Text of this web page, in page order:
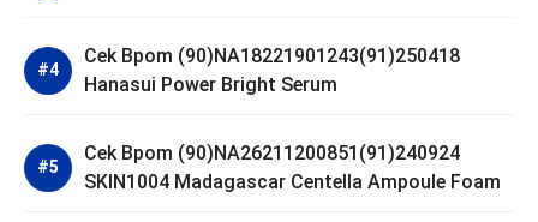
Cek Bpom (90)NA18221901243(91)250418
Hanasui Power Bright Serum
Cek Bpom (90)NA26211200851(91)240924
SKIN1004 Madagascar Centella Ampoule Foam